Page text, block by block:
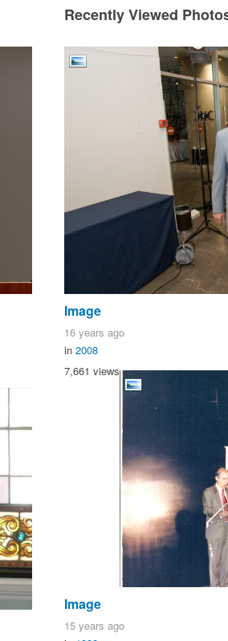
Recently Viewed
Image
16 years ago
in 2008
7,661 views
Image
15 years ago